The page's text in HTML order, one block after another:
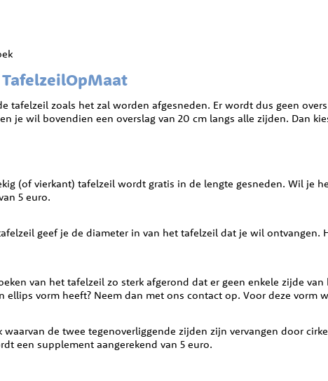
tafelzeil zoals het zal worden afgesneden. Er wordt dus geen
je wil bovendien een overslag van 20 cm langs alle zijden. Dan
(of vierkant) tafelzeil wordt gratis in de lengte gesneden. Wil je
5 euro.
geef je de diameter in van het tafelzeil dat je wil ontvangen.
van het tafelzeil zo sterk afgerond dat er geen enkele zijde
vorm heeft? Neem dan met ons contact op. Voor deze vorm
waarvan de twee tegenoverliggende zijden zijn vervangen door
een supplement aangerekend van 5 euro.